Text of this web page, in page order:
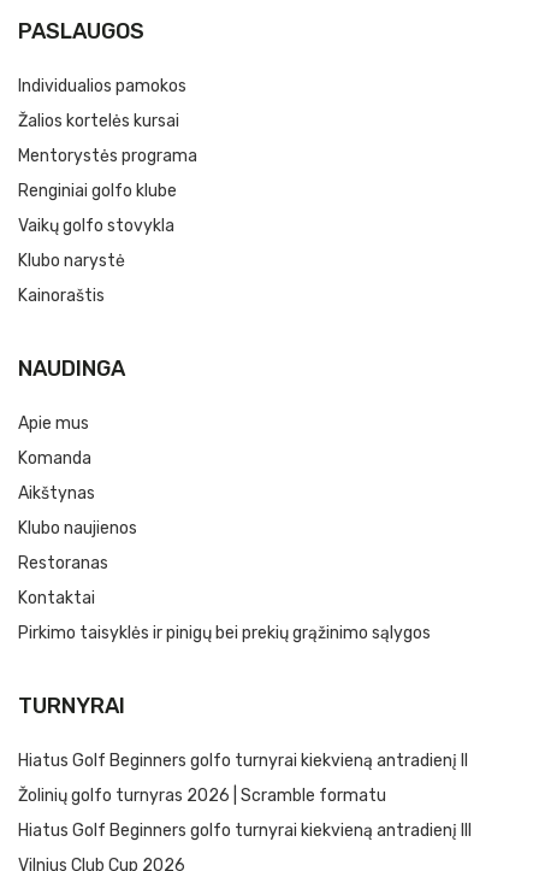
PASLAUGOS
Individualios pamokos
Žalios kortelės kursai
Mentorystės programa
Renginiai golfo klube
Vaikų golfo stovykla
Klubo narystė
Kainoraštis
NAUDINGA
Apie mus
Komanda
Aikštynas
Klubo naujienos
Restoranas
Kontaktai
Pirkimo taisyklės ir pinigų bei prekių grąžinimo sąlygos
TURNYRAI
Hiatus Golf Beginners golfo turnyrai kiekvieną antradienį II
Žolinių golfo turnyras 2026 | Scramble formatu
Hiatus Golf Beginners golfo turnyrai kiekvieną antradienį III
Vilnius Club Cup 2026